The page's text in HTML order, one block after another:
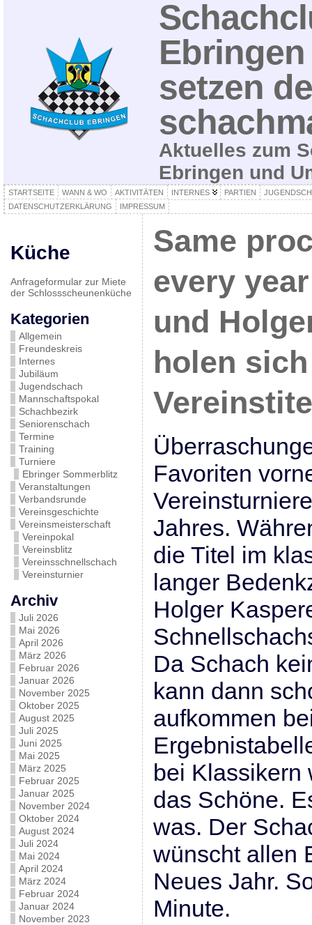
setzen
Aktuelles zum
Ebringen und
STARTSEITE WANN & WO AKTIVITÄTEN INTERNES PARTIEN
DATENSCHUTZERKLÄRUNG
IMPRESSUM
Küche
Anfrageformular zur Miete
der Schlossscheunenküche
Kategorien
Allgemein
Freundeskreis
Internes
Jubiläum
Jugendschach
Mannschaftspokal
Schachbezirk
Seniorenschach
Termine
Training
Turniere
Ebringer Sommerblitz
Veranstaltungen
Verbandsrunde
Vereinsgeschichte
Vereinsmeisterschaft
Vereinpokal
Vereinsblitz
Vereinsschnellschach
Vereinsturnier
Archiv
Juli 2026
Mai 2026
April 2026
März 2026
Februar 2026
Januar 2026
November 2025
Oktober 2025
August 2025
Juli 2025
Juni 2025
Mai 2025
März 2025
Februar 2025
Januar 2025
November 2024
Oktober 2024
August 2024
Juli 2024
Mai 2024
April 2024
März 2024
Februar 2024
Januar 2024
November 2023
Same
every
und
holen
Favoriten
Jahres.
die Titel im
langer
Holger
Da Schach
kann dann
aufkommen
bei Klassikern
das Schöne.
was. Der
wünscht allen
Neues Jahr.
Minute.